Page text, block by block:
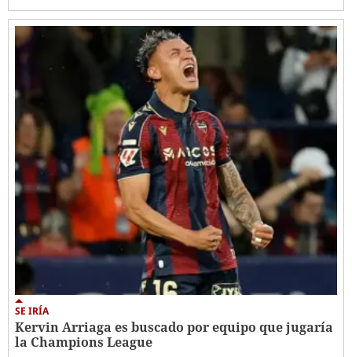
SE IRÍA
Kervin Arriaga es buscado por equipo que jugaría
la Champions League